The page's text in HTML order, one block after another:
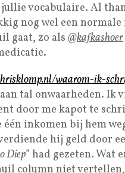
vocabulaire. Al
nog wel een
gaat, zo als @kafkashoer
waarom-ik-
tal onwaarheden. Ik
door me kapot te
inkomen bij hem
hij geld door
Diep” had gezeten. Wat
column niet